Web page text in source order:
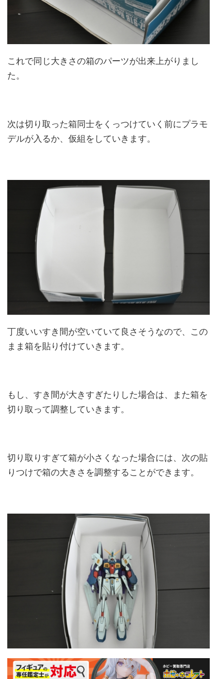
これで同じ大きさの箱のパーツが出来上がりまし
た。
次は切り取った箱同士をくっつけていく前にプラモ
デルが入るか、仮組をしていきます。
丁度いいすき間が空いていて良さそうなので、この
まま箱を貼り付けていきます。
もし、すき間が大きすぎたりした場合は、また箱を
切り取って調整していきます。
切り取りすぎて箱が小さくなった場合には、次の貼
りつけで箱の大きさを調整することができます。